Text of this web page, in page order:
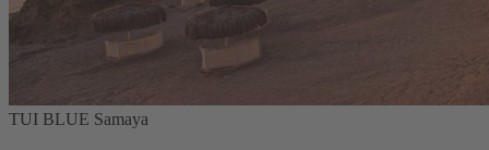
TUI BLUE Samaya